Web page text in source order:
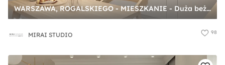
WARSZAWA, ROGALSKIEGO - MIESZKANIE - Duża beżowa z zabudowaną lodówką z podblatowym zlewozmywakiem kuchnia w kształcie litery u, styl minimalistyczny - zdjęcie od MIRAI STUDIO
MIRAI STUDIO 98